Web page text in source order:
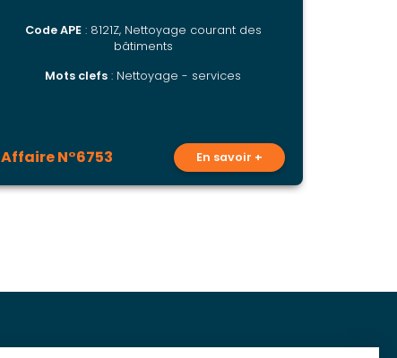
Code APE: 8121Z, Nettoyage courant des
bâtiments
Mots clefs : Nettoyage - services
Affaire N°6753 En savoir +